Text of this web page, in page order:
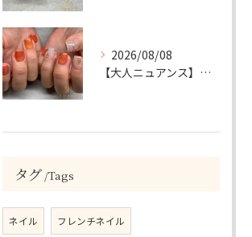
2026/08/08
【大人ニュアンス】マグネット×ぷっくりミラーのニュアンスデザイン
タグ Tags
ネイル フレンチネイル